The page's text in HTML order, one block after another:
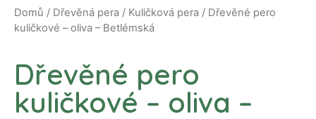
Domů / Dřevěná pera / Kuličková pera / Dřevěné pero
kuličkové – oliva – Betlémská
Dřevěné pero
kuličkové – oliva –